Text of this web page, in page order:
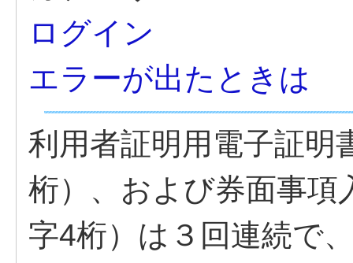
ログイン
エラーが出たときは
利用者証明用電子証明
桁）、および券面事項
字4桁）は３回連続で